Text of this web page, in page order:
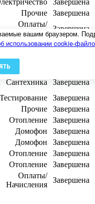
Завершена
Прочие
Завершена
Оплаты/
Начисления
Завершена
Домофон
Завершена
Сантехника
Завершена
Тестирование
Завершена
Прочие
Завершена
Отопление
Завершена
Домофон
Завершена
Домофон
Завершена
Отопление
Завершена
Отопление
Завершена
Оплаты/
Начисления
Завершена
вашим браузером.
использовании cookie-